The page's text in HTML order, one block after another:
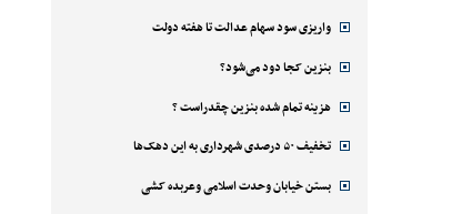
واریزی سود سهام عدالت تا هفته دولت
بنزین کجا دود می‌شود؟
هزینه تمام شده بنزین چقدراست ؟
تخفیف ۵۰ درصدی شهرداری به این دهک‌ها
بستن خیابان وحدت اسلامی وعربده کشی